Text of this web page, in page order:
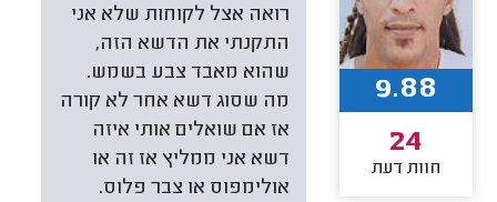
רואה אצל לקוחות שלא אני
התקנתי את הדשא הזה,
שהוא מאבד צבע בשמש.
מה שסוג דשא אחר לא קורה
אז אם שואלים אותי איזה
דשא אני ממליץ אז זה או
אולימפוס או צבר פלוס.
9.88
24
חוות דעת